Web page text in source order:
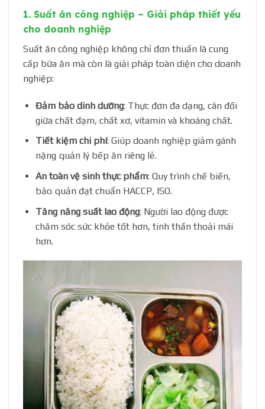
1. Suất ăn công nghiệp – Giải pháp thiết yếu
cho doanh nghiệp
Suất ăn công nghiệp không chỉ đơn thuần là cung
cấp bữa ăn mà còn là giải pháp toàn diện cho doanh
nghiệp:
Đảm bảo dinh dưỡng: Thực đơn đa dạng, cân đối
giữa chất đạm, chất xơ, vitamin và khoáng chất.
Tiết kiệm chi phí: Giúp doanh nghiệp giảm gánh
nặng quản lý bếp ăn riêng lẻ.
An toàn vệ sinh thực phẩm: Quy trình chế biến,
bảo quản đạt chuẩn HACCP, ISO.
Tăng năng suất lao động: Người lao động được
chăm sóc sức khỏe tốt hơn, tinh thần thoải mái
hơn.